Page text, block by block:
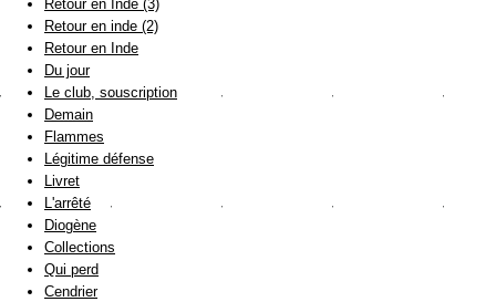
Retour en Inde (3)
Retour en inde (2)
Retour en Inde
Du jour
Le club, souscription
Demain
Flammes
Légitime défense
Livret
L'arrêté
Diogène
Collections
Qui perd
Cendrier